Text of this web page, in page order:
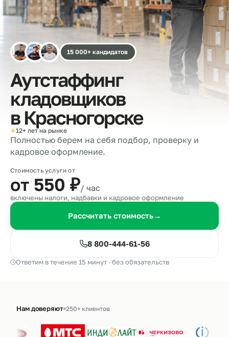
15 000+ кандидатов
Аутстаффинг
кладовщиков
в Красногорске
★12+ лет на рынке
Полностью берем на себя подбор, проверку и
кадровое оформление.
Стоимость услуги от
от 550 ₽/ час
включены налоги, надбавки и кадровое оформление
Рассчитать стоимость→
8 800-444-61-56
Ответим в течение 15 минут · без обязательств
Нам доверяют 250+ клиентов